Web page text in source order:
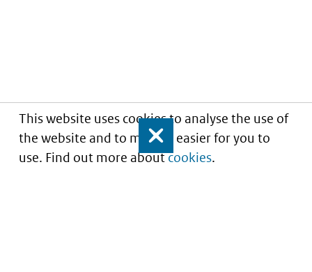
This website uses cookies to analyse the use of
the website and to make it easier for you to
use. Find out more aboutcookies.
Close